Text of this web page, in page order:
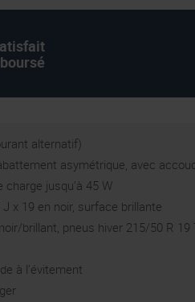
alternatif)
asymétrique, avec
jusqu’à 45 W
x 19 en noir, surface brillante
brillant, pneus hiver 215/50 R 19
à l’évitement